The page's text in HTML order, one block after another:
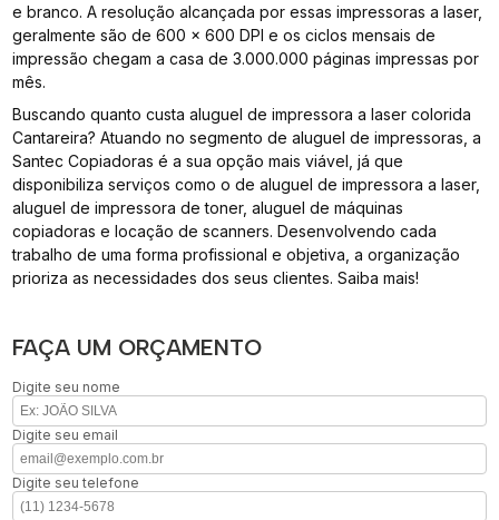
e branco. A resolução alcançada por essas impressoras a laser,
geralmente são de 600 x 600 DPI e os ciclos mensais de
impressão chegam a casa de 3.000.000 páginas impressas por
mês.
Buscando quanto custa aluguel de impressora a laser colorida
Cantareira? Atuando no segmento de aluguel de impressoras, a
Santec Copiadoras é a sua opção mais viável, já que
disponibiliza serviços como o de aluguel de impressora a laser,
aluguel de impressora de toner, aluguel de máquinas
copiadoras e locação de scanners. Desenvolvendo cada
trabalho de uma forma profissional e objetiva, a organização
prioriza as necessidades dos seus clientes. Saiba mais!
FAÇA UM ORÇAMENTO
Digite seu nome
Digite seu email
Digite seu telefone